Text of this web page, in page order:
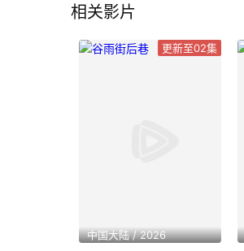
相关影片
更新至02集
中国大陆 / 2026